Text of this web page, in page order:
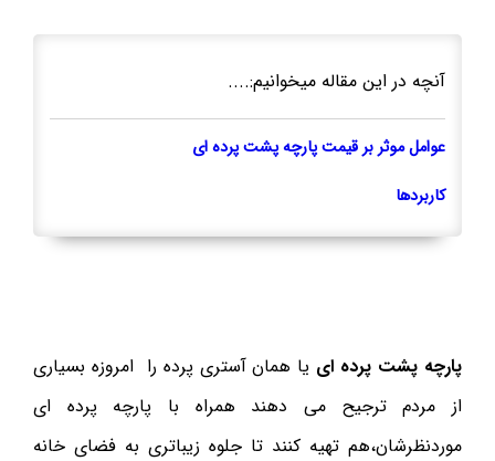
آنچه در این مقاله میخوانیم:....
عوامل موثر بر قیمت پارچه پشت پرده ای
کاربردها
پارچه پشت پرده ای یا همان آستری پرده را امروزه بسیاری
از مردم ترجیح می دهند همراه با پارچه پرده ای
موردنظرشان،هم تهیه کنند تا جلوه زیباتری به فضای خانه